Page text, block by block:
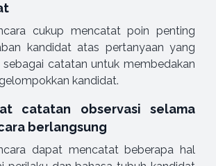
cukup mencatat poin penting
kandidat atas pertanyaan yang
sebagai catatan untuk membedakan
kandidat.
catatan observasi selama
berlangsung
dapat mencatat beberapa hal